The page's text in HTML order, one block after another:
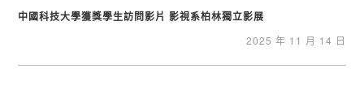
中國科技大學獲獎學生訪問影片 影視系柏林獨立影展
2025 年 11 月 14 日